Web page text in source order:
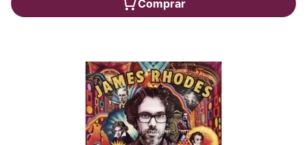
Comprar